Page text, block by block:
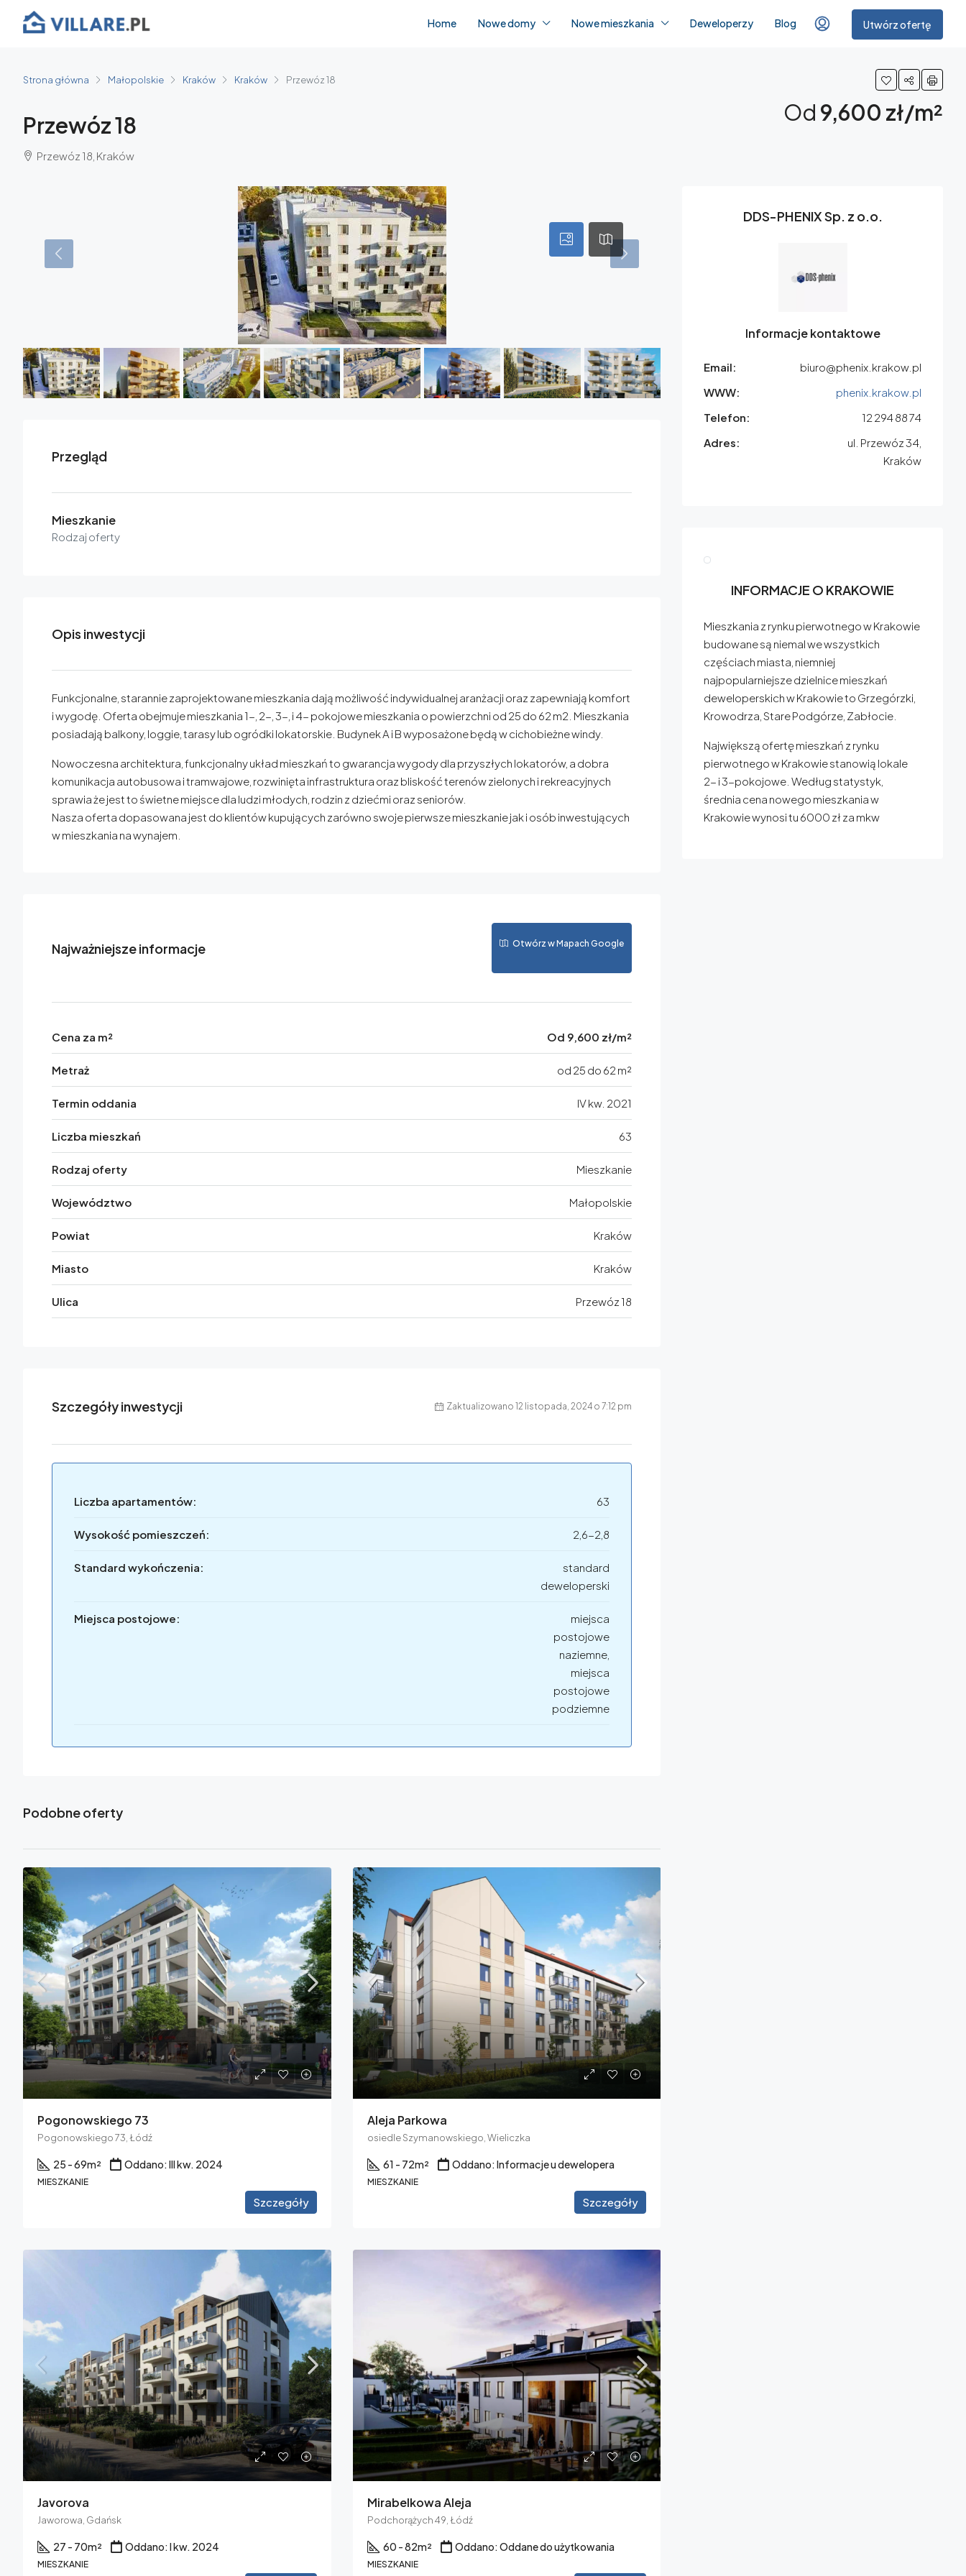
Home Nowe domy Nowe mieszkania Deweloperzy Blog Utwórz ofertę
Strona główna Małopolskie Kraków Kraków Przewóz 18
Przewóz 18 Od 9,600 zł/m²
Przewóz 18, Kraków
Przegląd
Mieszkanie
Rodzaj oferty
Opis inwestycji
Funkcjonalne, starannie zaprojektowane mieszkania dają możliwość indywidualnej aranżacji oraz zapewniają komfort
i wygodę. Oferta obejmuje mieszkania 1-, 2-, 3-, i 4- pokojowe mieszkania o powierzchni od 25 do 62 m2. Mieszkania
posiadają balkony, loggie, tarasy lub ogródki lokatorskie. Budynek A i B wyposażone będą w cichobieżne windy.
Nowoczesna architektura, funkcjonalny układ mieszkań to gwarancja wygody dla przyszłych lokatorów, a dobra
komunikacja autobusowa i tramwajowe, rozwinięta infrastruktura oraz bliskość terenów zielonych i rekreacyjnych
sprawia że jest to świetne miejsce dla ludzi młodych, rodzin z dziećmi oraz seniorów.
Nasza oferta dopasowana jest do klientów kupujących zarówno swoje pierwsze mieszkanie jak i osób inwestujących
w mieszkania na wynajem.
Najważniejsze informacje Otwórz w Mapach Google
Województwo Małopolskie
Powiat Kraków
Miasto Kraków
Ulica Przewóz 18
Cena za m² Od 9,600 zł/m²
Metraż od 25 do 62 m²
Termin oddania IV kw. 2021
Liczba mieszkań 63
Rodzaj oferty Mieszkanie
Szczegóły inwestycji Zaktualizowano 12 listopada, 2024 o 7:12 pm
Liczba apartamentów: 63
Wysokość pomieszczeń: 2,6-2,8
Standard wykończenia:
standard
deweloperski
Miejsca postojowe:
miejsca
postojowe
naziemne,
miejsca
postojowe
podziemne
Podobne oferty
Pogonowskiego 73
Pogonowskiego 73, Łódź
25 - 69m² Oddano: III kw. 2024
MIESZKANIE
Szczegóły
Aleja Parkowa
osiedle Szymanowskiego, Wieliczka
61 - 72m² Oddano: Informacje u dewelopera
MIESZKANIE
Szczegóły
Javorova
Jaworowa, Gdańsk
27 - 70m² Oddano: I kw. 2024
MIESZKANIE
Mirabelkowa Aleja
Podchorążych 49, Łódź
60 - 82m² Oddano: Oddane do użytkowania
MIESZKANIE
DDS-PHENIX Sp. z o.o.
Informacje kontaktowe
Email:
biuro@phenix.krakow.pl
WWW:
phenix.krakow.pl
Telefon:
12 294 88 74
Adres:
ul. Przewóz 34,
Kraków
INFORMACJE O KRAKOWIE
Mieszkania z rynku pierwotnego w Krakowie
budowane są niemal we wszystkich
częściach miasta, niemniej
najpopularniejsze dzielnice mieszkań
deweloperskich w Krakowie to Grzegórzki,
Krowodrza, Stare Podgórze, Zabłocie.
Największą ofertę mieszkań z rynku
pierwotnego w Krakowie stanowią lokale
2- i 3-pokojowe. Według statystyk,
średnia cena nowego mieszkania w
Krakowie wynosi tu 6000 zł za mkw